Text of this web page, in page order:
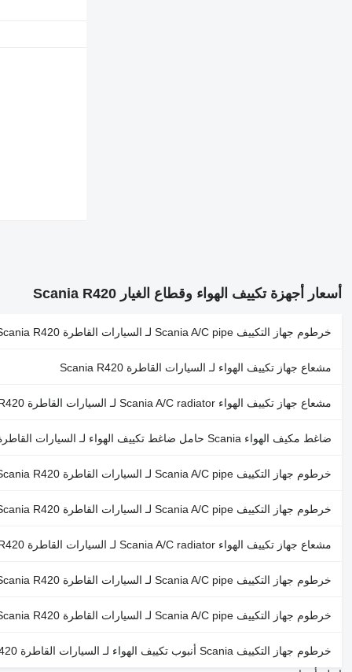
أسعار أجهزة تكييف الهواء وقطاع الغيار Scania R420
خرطوم جهاز التكييف Scania A/C pipe لـ السيارات القاطرة Scania R420
مشعاع جهاز تكييف الهواء لـ السيارات القاطرة Scania R420
مشعاع جهاز تكييف الهواء Scania A/C radiator لـ السيارات القاطرة Scania R420
ضاغط مكيف الهواء Scania حامل ضاغط تكييف الهواء لـ السيارات القاطرة Scania R420
خرطوم جهاز التكييف Scania A/C pipe لـ السيارات القاطرة Scania R420
خرطوم جهاز التكييف Scania A/C pipe لـ السيارات القاطرة Scania R420
مشعاع جهاز تكييف الهواء Scania A/C radiator لـ السيارات القاطرة Scania R420
خرطوم جهاز التكييف Scania A/C pipe لـ السيارات القاطرة Scania R420
خرطوم جهاز التكييف Scania A/C pipe لـ السيارات القاطرة Scania R420
خرطوم جهاز التكييف Scania أنبوب تكييف الهواء لـ السيارات القاطرة Scania R420